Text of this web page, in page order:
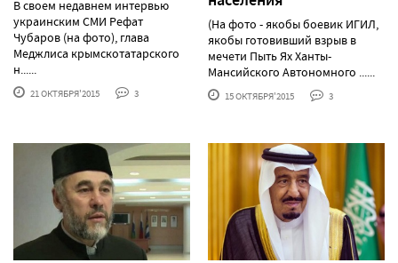
В своем недавнем интервью
украинским СМИ Рефат
Чубаров (на фото), глава
Меджлиса крымскотатарского
н......
21 ОКТЯБРЯ'2015 3
(На фото - якобы боевик ИГИЛ,
якобы готовивший взрыв в
мечети Пыть Ях Ханты-
Мансийского Автономного ......
15 ОКТЯБРЯ'2015 3